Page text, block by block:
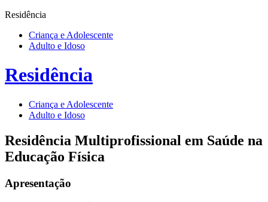
Residência
Criança e Adolescente
Adulto e Idoso
Residência
Criança e Adolescente
Adulto e Idoso
Residência Multiprofissional em Saúde na
Educação Física
Apresentação